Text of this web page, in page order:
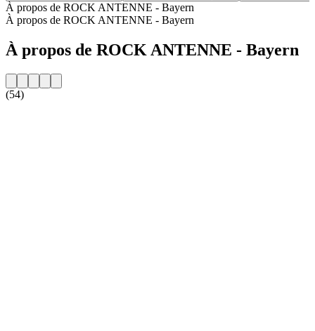
À propos de ROCK ANTENNE - Bayern
À propos de ROCK ANTENNE - Bayern
À propos de ROCK ANTENNE - Bayern
(54)